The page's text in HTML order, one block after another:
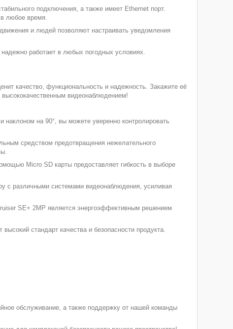
подключения, а также имеет Ethernet порт.
любое время.
и людей позволяют настраивать уведомления
работает в любых погодных условиях.
качество, функциональность и надежность. Закажите её
видеонаблюдением!
наклоном на 90°, вы можете уверенно контролировать
средством предотвращения нежелательного
Micro SD карты предоставляет гибкость в выборе
с различными системами видеонаблюдения, усиливая
SE+ 2MP является энергоэффективным решением
стандарт качества и безопасности продукта.
обслуживание, а также поддержку от нашей команды